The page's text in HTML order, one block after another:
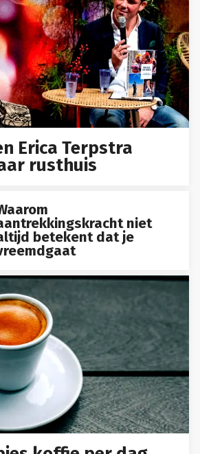
Erica Terpstra
rusthuis
niet
betekent dat je